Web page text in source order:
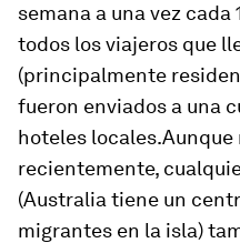
semana a una vez cada
todos los viajeros que
(principalmente
fueron enviados a una
hoteles
recientemente,
(Australia tiene un
migrantes en la isla)